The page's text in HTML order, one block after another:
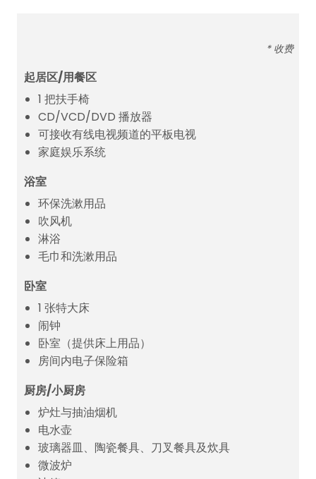
* 收费
起居区/用餐区
1 把扶手椅
CD/VCD/DVD 播放器
可接收有线电视频道的平板电视
家庭娱乐系统
浴室
环保洗漱用品
吹风机
淋浴
毛巾和洗漱用品
卧室
1 张特大床
闹钟
卧室（提供床上用品）
房间内电子保险箱
厨房/小厨房
炉灶与抽油烟机
电水壶
玻璃器皿、陶瓷餐具、刀叉餐具及炊具
微波炉